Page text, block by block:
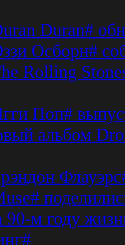
Duran#
Осборн#
Rolling
Поп#
альбом
90-м году